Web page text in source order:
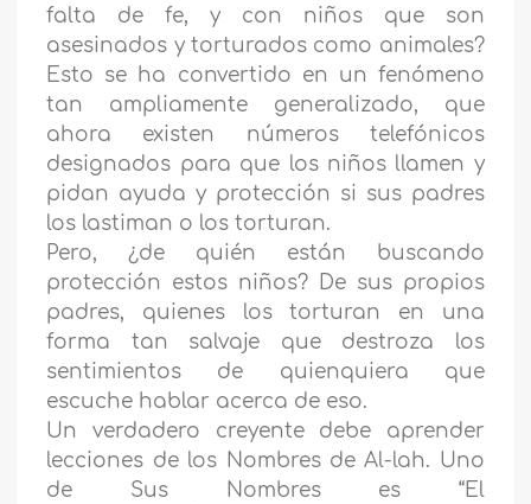
falta de fe, y con niños que son
asesinados y torturados como animales?
Esto se ha convertido en un fenómeno
tan ampliamente generalizado, que
ahora existen números telefónicos
designados para que los niños llamen y
pidan ayuda y protección si sus padres
los lastiman o los torturan.
Pero, ¿de quién están buscando
protección estos niños? De sus propios
padres, quienes los torturan en una
forma tan salvaje que destroza los
sentimientos de quienquiera que
escuche hablar acerca de eso.
Un verdadero creyente debe aprender
lecciones de los Nombres de Al-lah. Uno
de Sus Nombres es “El